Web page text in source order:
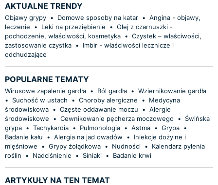
AKTUALNE TRENDY
Objawy grypy • Domowe sposoby na katar • Angina - objawy,
leczenie
• Leki na przeziębienie • Olej z czarnuszki -
pochodzenie, właściwości, kosmetyka • Czystek – właściwości,
zastosowanie czystka •
Imbir - właściwości lecznicze i
odchudzające
POPULARNE TEMATY
Wirusowe zapalenie gardła • Ból gardła • Wziernikowanie gardła
•
Suchość w ustach • Choroby alergiczne •
Medycyna
środowiskowa • Częste oddawanie moczu • Alergie
środowiskowe
• Cewnikowanie pęcherza moczowego •
Świńska
grypa • Tachykardia • Pulmonologia • Astma • Grypa •
Badanie kału
• Alergia na jad owadów •
Iniekcje dożylne i
mięśniowe
• Grypy żołądkowa • Nudności •
Kalendarz pylenia
roślin
• Nadciśnienie • Siniaki • Badanie krwi
ARTYKUŁY NA TEN TEMAT